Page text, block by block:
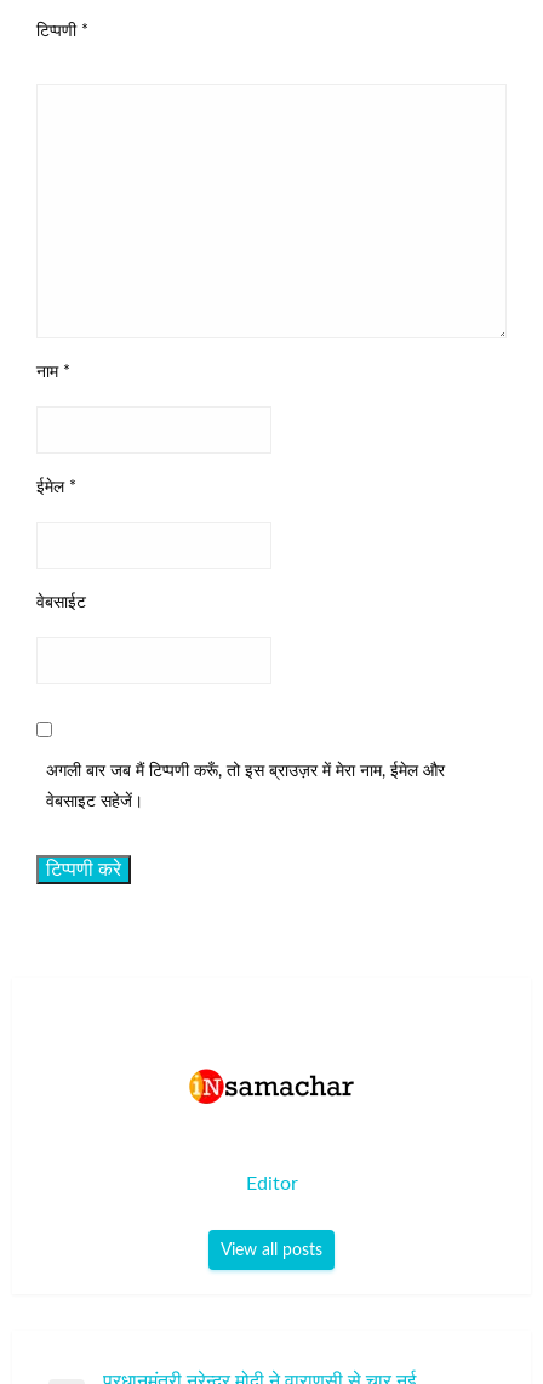
टिप्पणी *
नाम *
ईमेल *
वेबसाईट
अगली बार जब मैं टिप्पणी करूँ, तो इस ब्राउज़र में मेरा नाम, ईमेल और
वेबसाइट सहेजें।
Editor
View all posts